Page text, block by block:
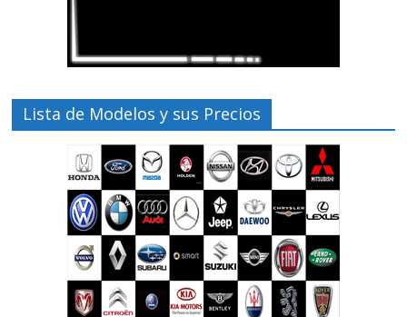
Lista de Modelos y sus Precios